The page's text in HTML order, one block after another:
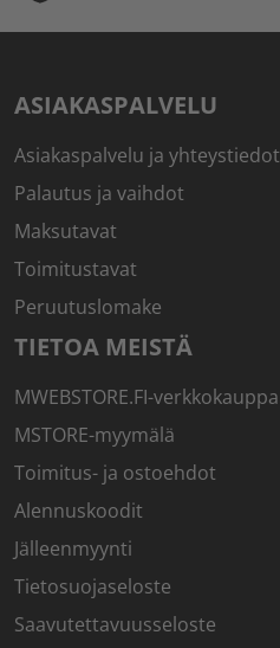
ASIAKASPALVELU
Asiakaspalvelu ja yhteystiedot
Palautus ja vaihdot
Maksutavat
Toimitustavat
Peruutuslomake
TIETOA MEISTÄ
MWEBSTORE.FI-verkkokauppa
MSTORE-myymälä
Toimitus- ja ostoehdot
Alennuskoodit
Jälleenmyynti
Tietosuojaseloste
Saavutettavuusseloste